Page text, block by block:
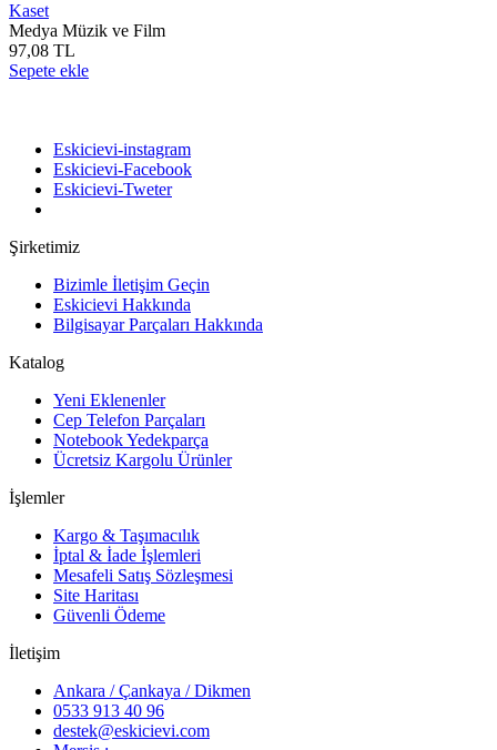
Kaset
Medya Müzik ve Film
97,08 TL
Sepete ekle
Eskicievi-instagram
Eskicievi-Facebook
Eskicievi-Tweter
Şirketimiz
Bizimle İletişim Geçin
Eskicievi Hakkında
Bilgisayar Parçaları Hakkında
Katalog
Yeni Eklenenler
Cep Telefon Parçaları
Notebook Yedekparça
Ücretsiz Kargolu Ürünler
İşlemler
Kargo & Taşımacılık
İptal & İade İşlemleri
Mesafeli Satış Sözleşmesi
Site Haritası
Güvenli Ödeme
İletişim
Ankara / Çankaya / Dikmen
0533 913 40 96
destek@eskicievi.com